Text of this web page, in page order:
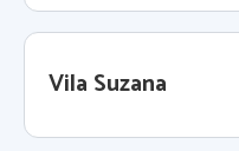
Vila Suzana